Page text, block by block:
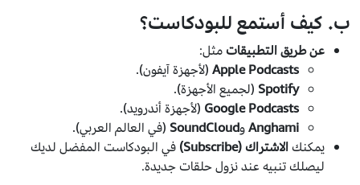
ب. كيف أستمع للبودكاست؟
عن طريق التطبيقات مثل:
Apple Podcasts (لأجهزة آيفون).
Spotify (لجميع الأجهزة).
Google Podcasts (لأجهزة أندرويد).
AnghamiوSoundCloud (في العالم العربي).
يمكنك الاشتراك (Subscribe)
في البودكاست المفضل لديك
ليصلك تنبيه عند نزول حلقات جديدة.